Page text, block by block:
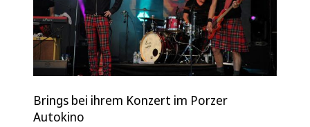
Brings bei ihrem Konzert im Porzer
Autokino